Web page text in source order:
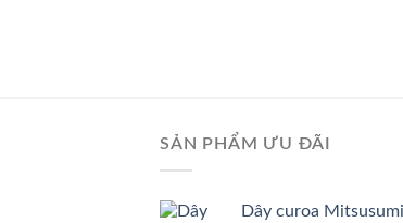
SẢN PHẨM ƯU ĐÃI
Dây curoa